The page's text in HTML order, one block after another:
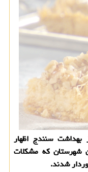
سنندج اظهار
این شهرستان كه مشكلات
شدند.